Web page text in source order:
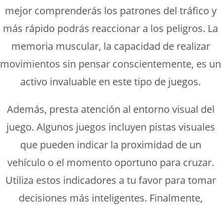
mejor comprenderás los patrones del tráfico y
más rápido podrás reaccionar a los peligros. La
memoria muscular, la capacidad de realizar
movimientos sin pensar conscientemente, es un
activo invaluable en este tipo de juegos.
Además, presta atención al entorno visual del
juego. Algunos juegos incluyen pistas visuales
que pueden indicar la proximidad de un
vehículo o el momento oportuno para cruzar.
Utiliza estos indicadores a tu favor para tomar
decisiones más inteligentes. Finalmente,